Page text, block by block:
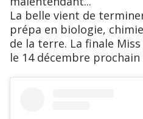
La belle vient de
prépa en biologie,
de la terre. La finale
le 14 décembre prochain